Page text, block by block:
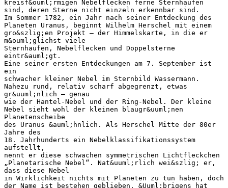
kreisf&ouml;rmigen Nebelflecken ferne Sternhaufen
sind, deren Sterne nicht einzeln erkennbar sind.
Im Sommer 1782, ein Jahr nach seiner Entdeckung des
Planeten Uranus, beginnt Wilhelm Herschel mit einem
gro&szlig;en Projekt – der Himmelskarte, in die er
m&ouml;glichst viele
Sternhaufen, Nebelflecken und Doppelsterne
eintr&auml;gt.
Eine seiner ersten Entdeckungen am 7. September ist
ein
schwacher kleiner Nebel im Sternbild Wassermann.
Nahezu rund, relativ scharf abgegrenzt, etwas
gr&uuml;nlich – genau
wie der Hantel-Nebel und der Ring-Nebel. Der kleine
Nebel sieht wohl der kleinen blaugr&uuml;nen
Planetenscheibe
des Uranus &auml;hnlich. Als Herschel Mitte der 80er
Jahre des
18. Jahrhunderts ein Nebelklassifikationssystem
aufstellt,
nennt er diese schwachen symmetrischen Lichtfleckchen
„Planetarische Nebel“. Nat&uuml;rlich wei&szlig; er,
dass diese Nebel
in Wirklichkeit nichts mit Planeten zu tun haben, doch
der Name ist bestehen geblieben. &Uuml;brigens hat